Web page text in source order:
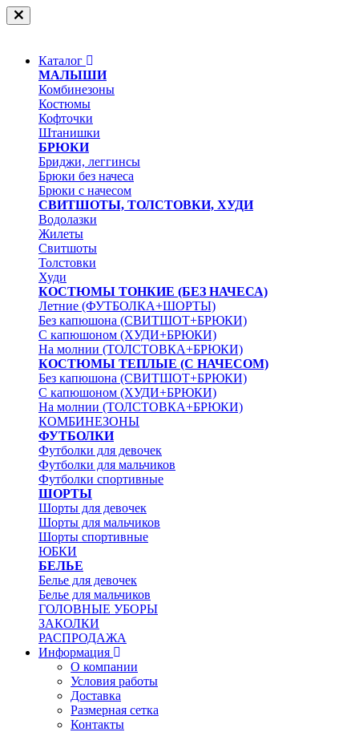
Каталог
МАЛЫШИ
Комбинезоны
Костюмы
Кофточки
Штанишки
БРЮКИ
Бриджи, леггинсы
Брюки без начеса
Брюки с начесом
СВИТШОТЫ, ТОЛСТОВКИ, ХУДИ
Водолазки
Жилеты
Свитшоты
Толстовки
Худи
КОСТЮМЫ ТОНКИЕ (БЕЗ НАЧЕСА)
Летние (ФУТБОЛКА+ШОРТЫ)
Без капюшона (СВИТШОТ+БРЮКИ)
С капюшоном (ХУДИ+БРЮКИ)
На молнии (ТОЛСТОВКА+БРЮКИ)
КОСТЮМЫ ТЕПЛЫЕ (С НАЧЕСОМ)
Без капюшона (СВИТШОТ+БРЮКИ)
С капюшоном (ХУДИ+БРЮКИ)
На молнии (ТОЛСТОВКА+БРЮКИ)
КОМБИНЕЗОНЫ
ФУТБОЛКИ
Футболки для девочек
Футболки для мальчиков
Футболки спортивные
ШОРТЫ
Шорты для девочек
Шорты для мальчиков
Шорты спортивные
ЮБКИ
БЕЛЬЕ
Белье для девочек
Белье для мальчиков
ГОЛОВНЫЕ УБОРЫ
ЗАКОЛКИ
РАСПРОДАЖА
Информация
О компании
Условия работы
Доставка
Размерная сетка
Контакты